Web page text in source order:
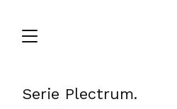
Serie Plectrum.